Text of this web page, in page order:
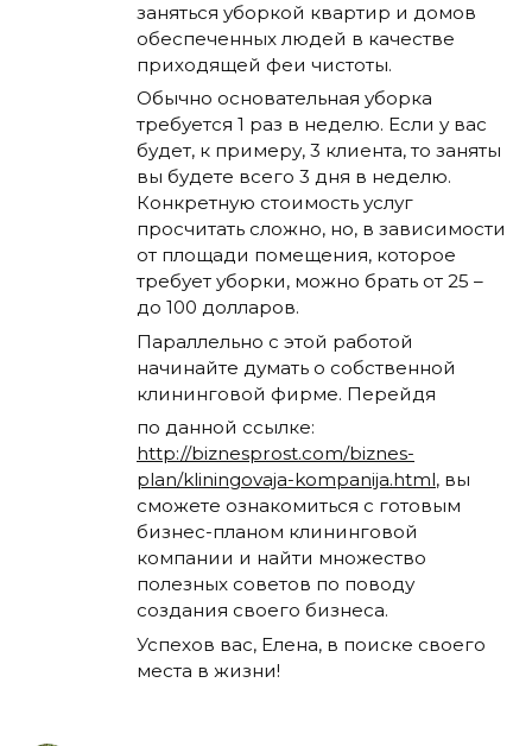
заняться уборкой квартир и домов
обеспеченных людей в качестве
приходящей феи чистоты.
Обычно основательная уборка
требуется 1 раз в неделю. Если у вас
будет, к примеру, 3 клиента, то заняты
вы будете всего 3 дня в неделю.
Конкретную стоимость услуг
просчитать сложно, но, в зависимости
от площади помещения, которое
требует уборки, можно брать от 25 –
до 100 долларов.
Параллельно с этой работой
начинайте думать о собственной
клининговой фирме. Перейдя
по данной ссылке:
http://biznesprost.com/biznes-
plan/kliningovaja-kompanija.html, вы
сможете ознакомиться с готовым
бизнес-планом клининговой
компании и найти множество
полезных советов по поводу
создания своего бизнеса.
Успехов вас, Елена, в поиске своего
места в жизни!